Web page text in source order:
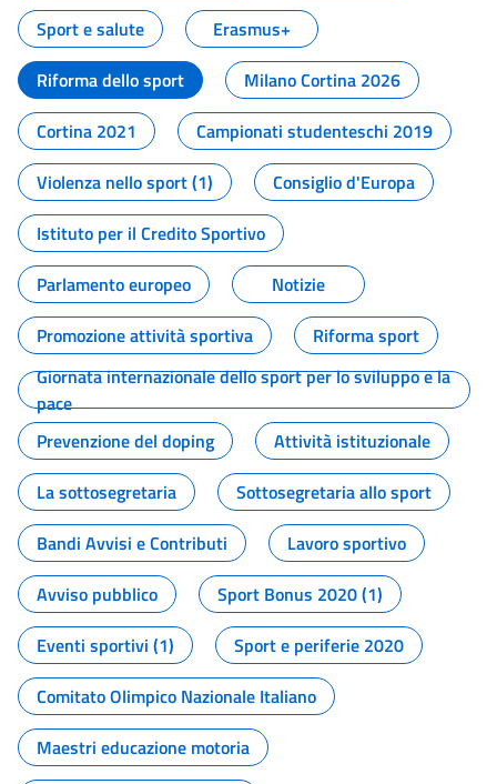
Sport e salute
Erasmus+
Riforma dello sport
Milano Cortina 2026
Cortina 2021
Campionati studenteschi 2019
Violenza nello sport (1)
Consiglio d'Europa
Istituto per il Credito Sportivo
Parlamento europeo
Notizie
Promozione attività sportiva
Riforma sport
Giornata internazionale dello sport per lo sviluppo e la
pace
Prevenzione del doping
Attività istituzionale
La sottosegretaria
Sottosegretaria allo sport
Bandi Avvisi e Contributi
Lavoro sportivo
Avviso pubblico
Sport Bonus 2020 (1)
Eventi sportivi (1)
Sport e periferie 2020
Comitato Olimpico Nazionale Italiano
Maestri educazione motoria